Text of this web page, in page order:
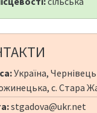
Україна,
с. Стара
stgadova@ukr.net